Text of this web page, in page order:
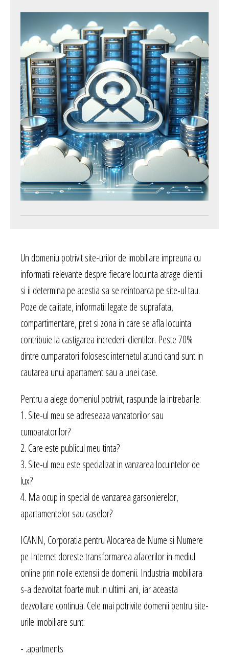
Un domeniu potrivit site-urilor de imobiliare impreuna cu
informatii relevante despre fiecare locuinta atrage clientii
si ii determina pe acestia sa se reintoarca pe site-ul tau.
Poze de calitate, informatii legate de suprafata,
compartimentare, pret si zona in care se afla locuinta
contribuie la castigarea increderii clientilor. Peste 70%
dintre cumparatori folosesc internetul atunci cand sunt in
cautarea unui apartament sau a unei case.
Pentru a alege domeniul potrivit, raspunde la intrebarile:
1. Site-ul meu se adreseaza vanzatorilor sau
cumparatorilor?
2. Care este publicul meu tinta?
3. Site-ul meu este specializat in vanzarea locuintelor de
lux?
4. Ma ocup in special de vanzarea garsonierelor,
apartamentelor sau caselor?
ICANN, Corporatia pentru Alocarea de Nume si Numere
pe Internet doreste transformarea afacerilor in mediul
online prin noile extensii de domenii. Industria imobiliara
s-a dezvoltat foarte mult in ultimii ani, iar aceasta
dezvoltare continua. Cele mai potrivite domenii pentru site-
urile imobiliare sunt:
- .apartments